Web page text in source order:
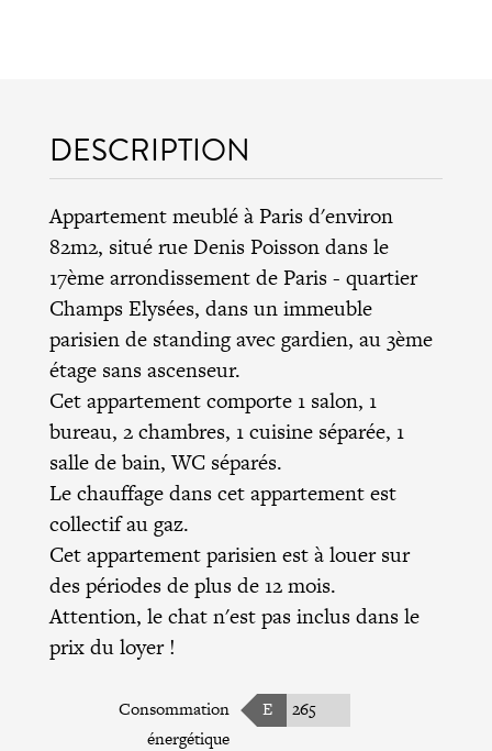
DESCRIPTION
Appartement meublé à Paris d'environ
82m2, situé rue Denis Poisson dans le
17ème arrondissement de Paris - quartier
Champs Elysées, dans un immeuble
parisien de standing avec gardien, au 3ème
étage sans ascenseur.
Cet appartement comporte 1 salon, 1
bureau, 2 chambres, 1 cuisine séparée, 1
salle de bain, WC séparés.
Le chauffage dans cet appartement est
collectif au gaz.
Cet appartement parisien est à louer sur
des périodes de plus de 12 mois.
Attention, le chat n'est pas inclus dans le
prix du loyer !
Consommation
énergétique
E 265